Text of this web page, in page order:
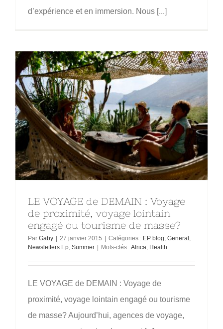
d’expérience et en immersion. Nous [...]
LE VOYAGE de DEMAIN : Voyage
de proximité, voyage lointain
engagé ou tourisme de masse?
Par Gaby | 27 janvier 2015 | Catégories : EP blog General
Newsletters Ep Summer | Mots-clés :Africa Health
LE VOYAGE de DEMAIN : Voyage de
proximité, voyage lointain engagé ou tourisme
de masse? Aujourd’hui, agences de voyage,